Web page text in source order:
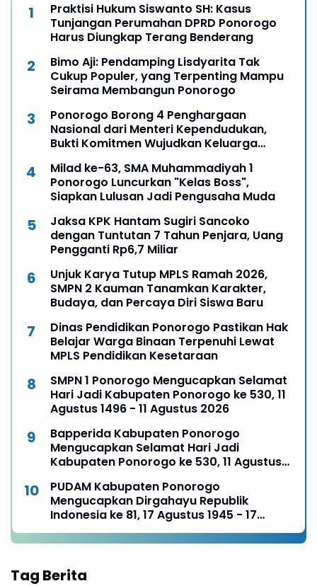
Praktisi Hukum Siswanto SH: Kasus
Tunjangan Perumahan DPRD Ponorogo
Harus Diungkap Terang Benderang
Bimo Aji: Pendamping Lisdyarita Tak
Cukup Populer, yang Terpenting Mampu
Seirama Membangun Ponorogo
Ponorogo Borong 4 Penghargaan
Nasional dari Menteri Kependudukan,
Bukti Komitmen Wujudkan Keluarga
Milad ke-63, SMA Muhammadiyah 1
Ponorogo Luncurkan "Kelas Boss",
Siapkan Lulusan Jadi Pengusaha Muda
Jaksa KPK Hantam Sugiri Sancoko
dengan Tuntutan 7 Tahun Penjara, Uang
Pengganti Rp6,7 Miliar
Unjuk Karya Tutup MPLS Ramah 2026,
SMPN 2 Kauman Tanamkan Karakter,
Budaya, dan Percaya Diri Siswa Baru
Dinas Pendidikan Ponorogo Pastikan Hak
Belajar Warga Binaan Terpenuhi Lewat
MPLS Pendidikan Kesetaraan
SMPN 1 Ponorogo Mengucapkan Selamat
Hari Jadi Kabupaten Ponorogo ke 530, 11
Agustus 1496 - 11 Agustus 2026
Bapperida Kabupaten Ponorogo
Mengucapkan Selamat Hari Jadi
Kabupaten Ponorogo ke 530, 11 Agustus
PUDAM Kabupaten Ponorogo
Mengucapkan Dirgahayu Republik
Indonesia ke 81, 17 Agustus 1945 - 17
Agustus 2026
Tag Berita